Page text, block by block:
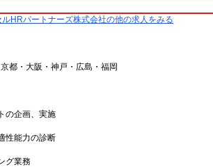
HRパートナーズ株式会社の他の求人をみる
都・大阪・神戸・広島・福岡
の企画、実施
性能力の診断
グ業務